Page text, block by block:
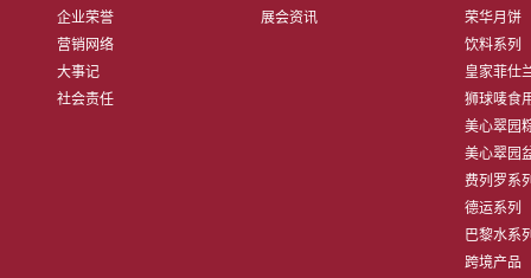
企业荣誉
营销网络
大事记
社会责任
展会资讯
荣华月饼
饮料系列
皇家菲仕
狮球唛食
美心翠园
美心翠园
费列罗系
德运系列
巴黎水系
跨境产品